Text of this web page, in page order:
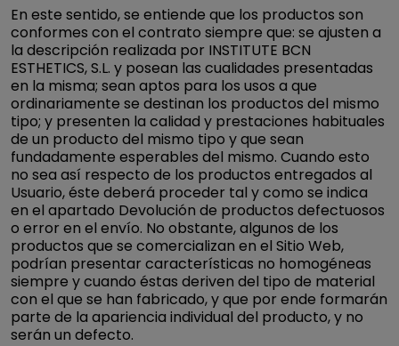
En este sentido, se entiende que los productos son
conformes con el contrato siempre que: se ajusten a
la descripción realizada por INSTITUTE BCN
ESTHETICS, S.L. y posean las cualidades presentadas
en la misma; sean aptos para los usos a que
ordinariamente se destinan los productos del mismo
tipo; y presenten la calidad y prestaciones habituales
de un producto del mismo tipo y que sean
fundadamente esperables del mismo. Cuando esto
no sea así respecto de los productos entregados al
Usuario, éste deberá proceder tal y como se indica
en el apartado Devolución de productos defectuosos
o error en el envío. No obstante, algunos de los
productos que se comercializan en el Sitio Web,
podrían presentar características no homogéneas
siempre y cuando éstas deriven del tipo de material
con el que se han fabricado, y que por ende formarán
parte de la apariencia individual del producto, y no
serán un defecto.